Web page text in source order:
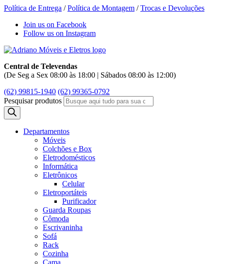
Política de Entrega /Política de Montagem /Trocas e Devoluções
Join us on Facebook
Follow us on Instagram
Central de Televendas
(De Seg a Sex 08:00 às 18:00 | Sábados 08:00 às 12:00)
(62) 99815-1940 (62) 99365-0792
Pesquisar produtos
Departamentos
Móveis
Colchões e Box
Eletrodomésticos
Informática
Eletrônicos
Celular
Eletroportáteis
Purificador
Guarda Roupas
Cômoda
Escrivaninha
Sofá
Rack
Cozinha
Cama